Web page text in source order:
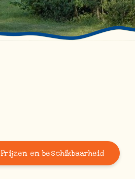
Prijzen en beschikbaarheid